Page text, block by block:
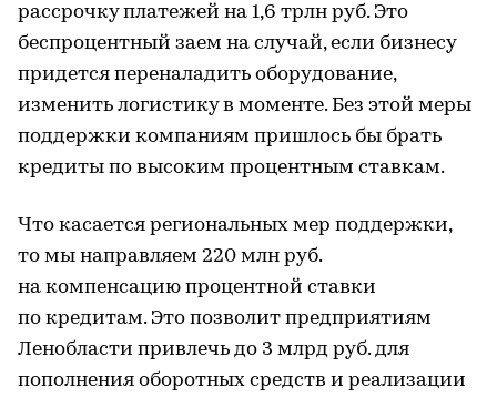
рассрочку платежей на 1,6 трлн руб. Это
беспроцентный заем на случай, если бизнесу
придется переналадить оборудование,
изменить логистику в моменте. Без этой меры
поддержки компаниям пришлось бы брать
кредиты по высоким процентным ставкам.
Что касается региональных мер поддержки,
то мы направляем 220 млн руб.
на компенсацию процентной ставки
по кредитам. Это позволит предприятиям
Ленобласти привлечь до 3 млрд руб. для
пополнения оборотных средств и реализации